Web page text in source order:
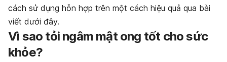
cách sử dụng hỗn hợp trên một cách hiệu quả qua bài
viết dưới đây.
Vì sao tỏi ngâm mật ong tốt cho sức
khỏe?